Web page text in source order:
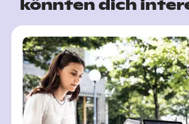
könnten dich